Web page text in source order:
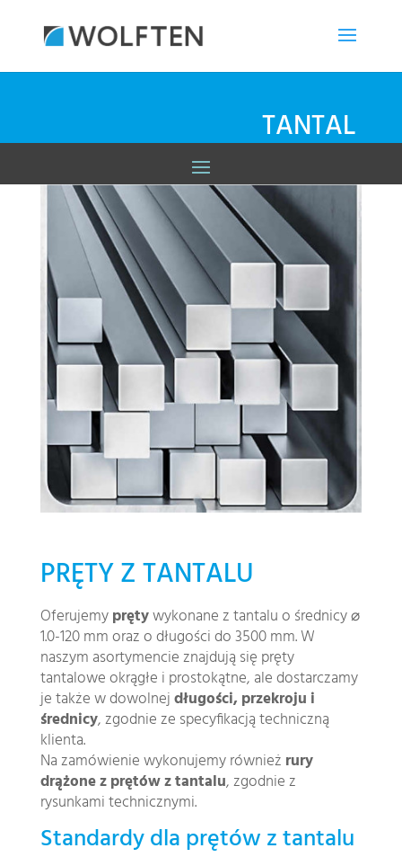
TANTAL
PRĘTY Z TANTALU
Oferujemyprętywykonane z tantalu o średnicy ⌀
1.0-120 mm oraz o długości do 3500 mm. W
naszym asortymencie znajdują się pręty
tantalowe okrągłe i prostokątne, ale dostarczamy
je także w dowolnejdługości, przekroju i
średnicy, zgodnie ze specyfikacją techniczną
klienta.
Na zamówienie wykonujemy również rury
drążone z prętów z tantalu, zgodnie z
rysunkami technicznymi.
Standardy dla prętów z tantalu